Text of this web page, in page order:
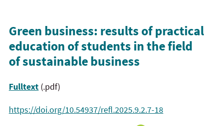
Green business: results of practical
education of students in the field
of sustainable business
Fulltext (.pdf)
https://doi.org/10.54937/refl.2025.9.2.7-18